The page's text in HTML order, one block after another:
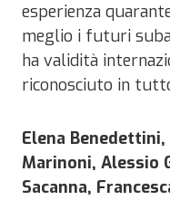
esperienza
meglio i futuri
ha validità
riconosciuto in
Elena
Marinoni, Alessio
Sacanna,